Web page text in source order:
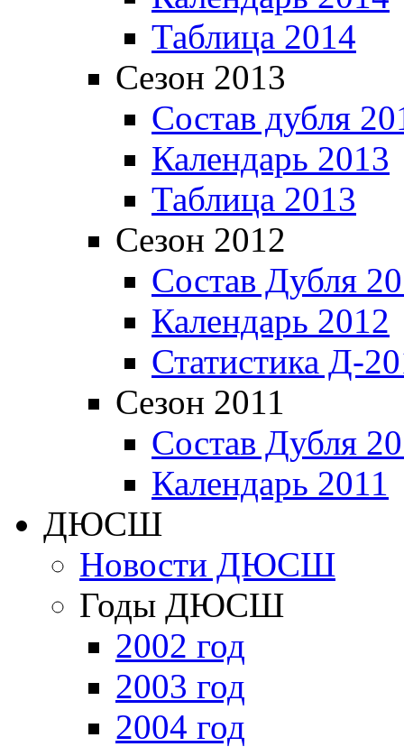
Таблица 2014
Сезон 2013
Состав дубля
Календарь 2013
Таблица 2013
Сезон 2012
Состав Дубля
Календарь 2012
Статистика Д-
Сезон 2011
Состав Дубля
Календарь 2011
ДЮСШ
Новости ДЮСШ
Годы ДЮСШ
2002 год
2003 год
2004 год